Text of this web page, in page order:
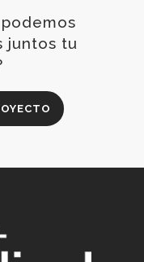
juntos tu